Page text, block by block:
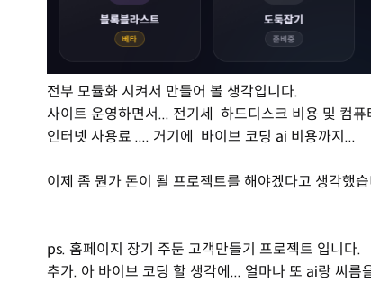
전부 모듈화 시켜서 만들어 볼 생각입니다.
사이트 운영하면서... 전기세 하드디스크 비용 및 컴퓨
인터넷 사용료 .... 거기에 바이브 코딩 ai 비용까지...
이제 좀 뭔가 돈이 될 프로젝트를 해야겠다고 생각했
ps. 홈페이지 장기 주둔 고객만들기 프로젝트 입니다.
추가. 아 바이브 코딩 할 생각에... 얼마나 또 ai랑 씨름